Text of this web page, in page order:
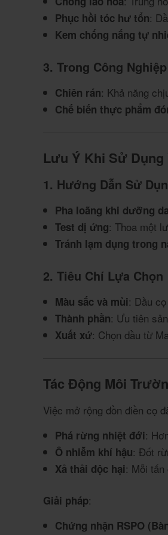
Phục hồi tóc hư tổn:
Kem chống nắng tự
3. Trong Công
Chiên rán: Khả năng
Chế biến thực phẩm
Lưu Ý Khi Sử Dụng
1. Hướng Dẫn Sử
Pha loãng khi dưỡng
Test dị ứng: Thoa một
Tránh lạm dụng trong
2. Tiêu Chí Lựa Chọn
Màu sắc và mùi: Dầu
Thành phần: Ưu tiên
Xuất xứ: Chọn dầu từ
Tác Động Môi
Việc mở rộng đồn điền cọ
Phá rừng nhiệt đới:
Ô nhiễm khí hậu: Đốt
Xả thải độc hại: Mỗi
Giải pháp:
Chứng nhận RSPO